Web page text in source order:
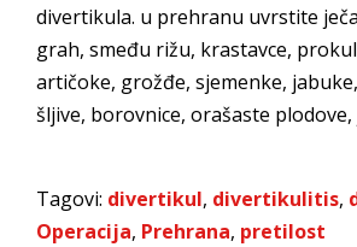
divertikula. u prehranu uvrstite
grah, smeđu rižu, krastavce,
artičoke, grožđe, sjemenke,
šljive, borovnice, orašaste
Tagovi: divertikul, divertikulitis,
Operacija, Prehrana, pretilost